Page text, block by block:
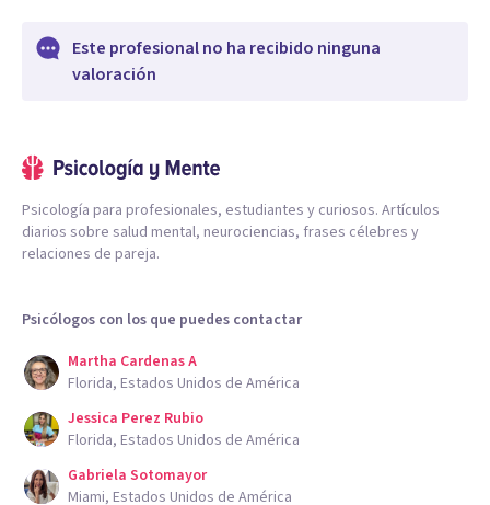
Este profesional no ha recibido ninguna
valoración
Psicología para profesionales, estudiantes y curiosos. Artículos
diarios sobre salud mental, neurociencias, frases célebres y
relaciones de pareja.
Psicólogos con los que puedes contactar
Martha Cardenas A
Florida, Estados Unidos de América
Jessica Perez Rubio
Florida, Estados Unidos de América
Gabriela Sotomayor
Miami, Estados Unidos de América